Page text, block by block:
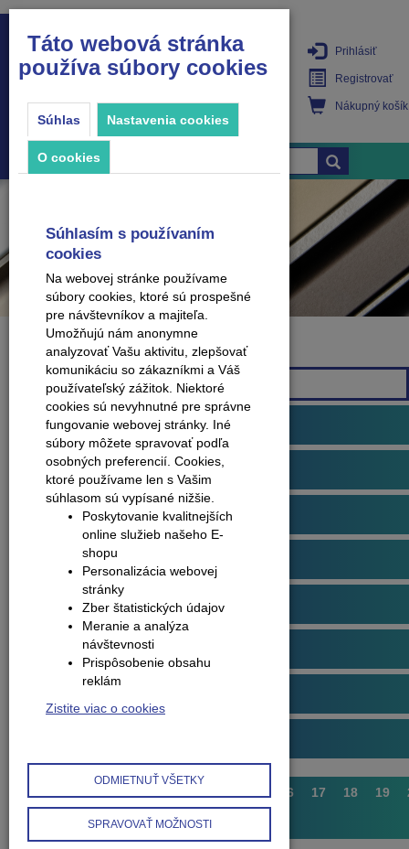
PRODUKTY
Prihlásiť
Registrovať
Nákupný košík
Značka
Všetky značky
Podlahové profily
Plávajúce podlahy
Dvere
Obklady na stenu
Obvodové lišty (soklové)
Príslušenstvo k podlahám
16 17 18 19
Táto webová stránka
používa súbory cookies
Súhlas Nastavenia cookies
O cookies
Súhlasím s používaním
cookies
Na webovej stránke používame
súbory cookies, ktoré sú prospešné
pre návštevníkov a majiteľa.
Umožňujú nám anonymne
analyzovať Vašu aktivitu, zlepšovať
komunikáciu so zákazníkmi a Váš
používateľský zážitok. Niektoré
cookies sú nevyhnutné pre správne
fungovanie webovej stránky. Iné
súbory môžete spravovať podľa
osobných preferencií. Cookies,
ktoré používame len s Vašim
súhlasom sú vypísané nižšie.
Poskytovanie kvalitnejších
online služieb našeho E-
shopu
Personalizácia webovej
stránky
Zber štatistických údajov
Meranie a analýza
návštevnosti
Prispôsobenie obsahu
reklám
Zistite viac o cookies
ODMIETNUŤ VŠETKY
SPRAVOVAŤ MOŽNOSTI